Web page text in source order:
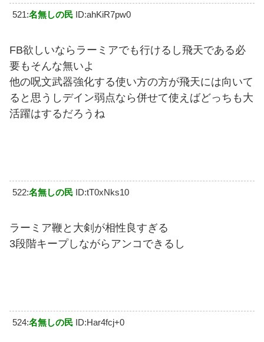
521:名無しの民 ID:ahKiR7pw0
FB欲しいならラーミアでも行けるし飛天である必
要もそんな無いよ
他の呪文武器強化する使い方の方が飛天には向いて
ると思うしデイン弱点なら併せて使えばどっちも大
活躍はするだろうね
522:名無しの民 ID:tT0xNks10
ラーミア鞭と大剣が相性良すぎる
3段階キープしながらアンコできるし
524:名無しの民 ID:Har4fcj+0